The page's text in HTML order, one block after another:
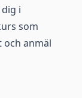
i
som
och anmäl